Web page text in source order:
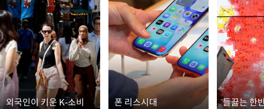
외국인이 키운 K-소비 폰 리스시대 들끓는 한